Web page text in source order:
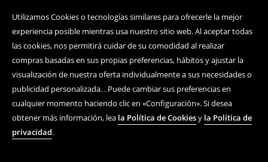
Utilizamos Cookies o tecnologías similares para ofrecerle la mejor
experiencia posible mientras usa nuestro sitio web. Al aceptar todas
las cookies, nos permitirá cuidar de su comodidad al realizar
compras basadas en sus propias preferencias, hábitos y ajustar la
visualización de nuestra oferta individualmente a sus necesidades o
publicidad personalizada. . Puede cambiar sus preferencias en
cualquier momento haciendo clic en «Configuración». Si desea
obtener más información, lea la Política de Cookiesy la Política de
privacidad.